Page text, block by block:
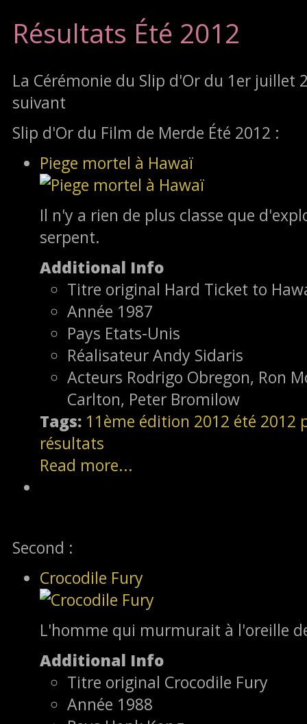
Résultats Été 2012
La Cérémonie du Slip d'Or du 1er juillet
suivant
Slip d'Or du Film de Merde Été 2012 :
Piege mortel à Hawaï
Il n'y a rien de plus classe que
serpent.
Additional Info
Titre original Hard Ticket to
Année 1987
Pays Etats-Unis
RéalisateurAndy Sidaris
Acteurs Rodrigo Obregon, Ron
Carlton, Peter Bromilow
Tags: 11ème édition 2012 été 2012
résultats
Read more...
Second :
Crocodile Fury
L'homme qui murmurait à l'oreille
Additional Info
Titre original Crocodile Fury
Année 1988